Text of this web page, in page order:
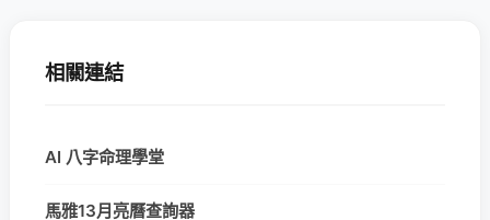
相關連結
AI 八字命理學堂
馬雅13月亮曆查詢器